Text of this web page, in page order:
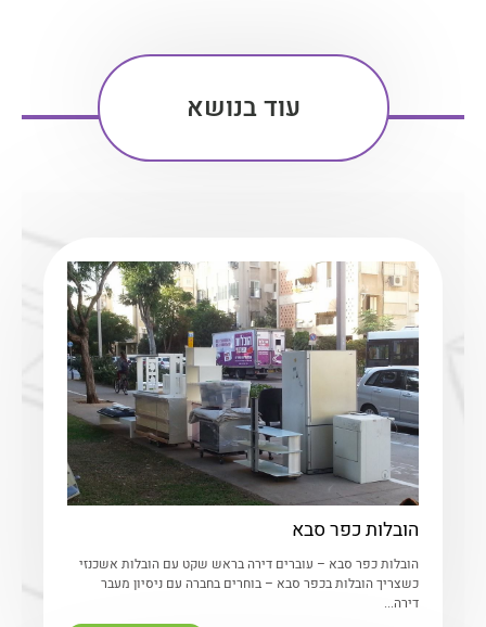
עוד בנושא
הובלות כפר סבא
הובלות כפר סבא – עוברים דירה בראש שקט עם הובלות אשכנזי
כשצריך הובלות בכפר סבא – בוחרים בחברה עם ניסיון מעבר
דירה...